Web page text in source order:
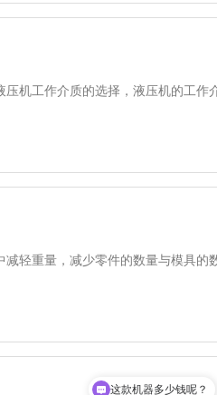
机工作介质的选择，液压机的工作
轻重量，减少零件的数量与模具的